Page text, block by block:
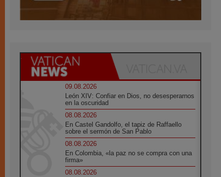
09.08.2026
León XIV: Confiar en Dios, no desesperarnos
en la oscuridad
08.08.2026
En Castel Gandolfo, el tapiz de Raffaello
sobre el sermón de San Pablo
08.08.2026
En Colombia, «la paz no se compra con una
firma»
08.08.2026